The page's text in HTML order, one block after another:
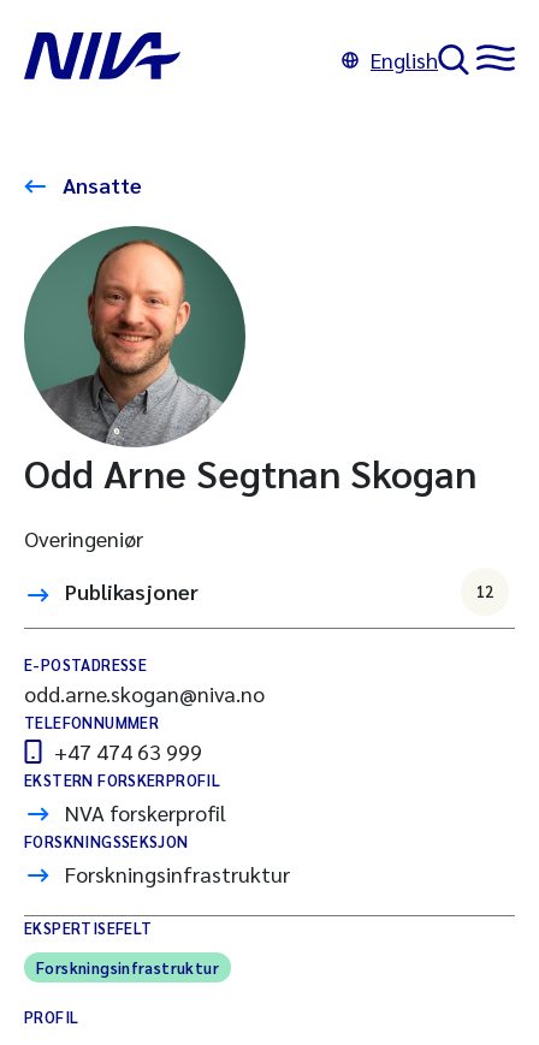
English
Ansatte
Odd Arne Segtnan Skogan
Overingeniør
Publikasjoner
12
E-POSTADRESSE
odd.arne.skogan@niva.no
TELEFONNUMMER
+47 474 63 999
EKSTERN FORSKERPROFIL
NVA forskerprofil
FORSKNINGSSEKSJON
Forskningsinfrastruktur
EKSPERTISEFELT
Forskningsinfrastruktur
PROFIL